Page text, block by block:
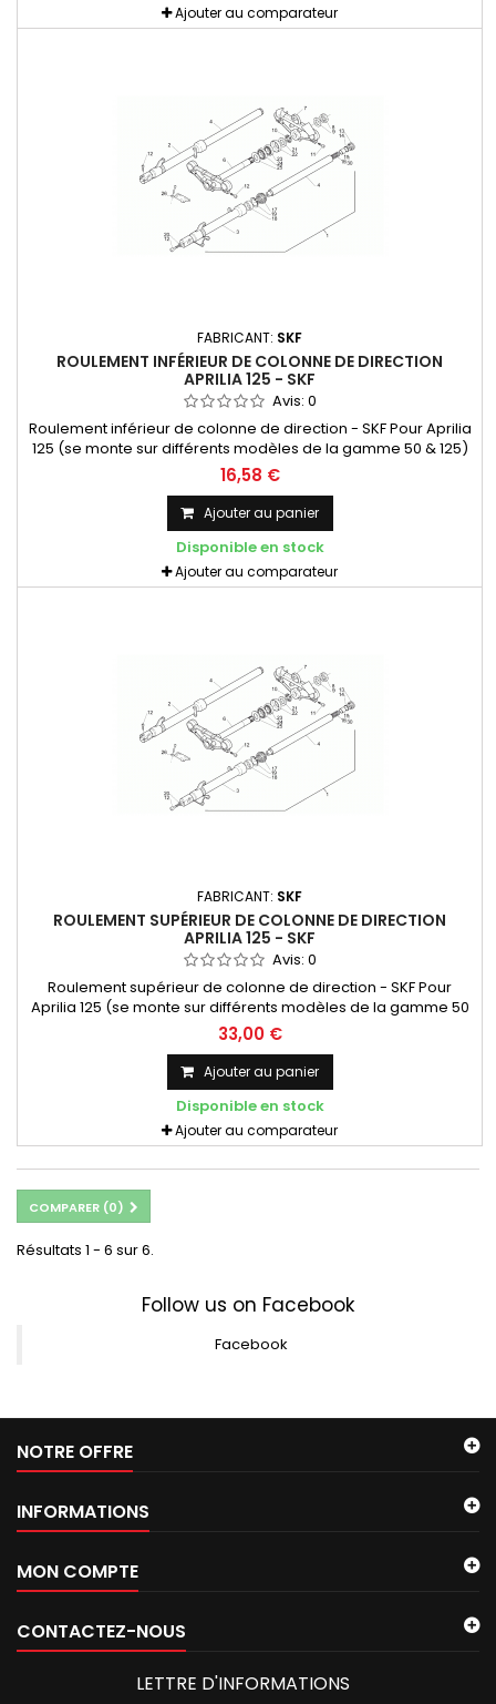
Ajouter au comparateur
FABRICANT: SKF
ROULEMENT INFÉRIEUR DE COLONNE DE DIRECTION
APRILIA 125 - SKF
Avis: 0
Roulement inférieur de colonne de direction - SKF Pour Aprilia
125 (se monte sur différents modèles de la gamme 50 & 125)
Pour une remise à neuf avec de la pièce de qualité
supérieure
16,58 €
Ajouter au panier
Disponible en stock
Ajouter au comparateur
FABRICANT: SKF
ROULEMENT SUPÉRIEUR DE COLONNE DE DIRECTION
APRILIA 125 - SKF
Avis: 0
Roulement supérieur de colonne de direction - SKF Pour
Aprilia 125 (se monte sur différents modèles de la gamme 50
& 125) Pour une remise à neuf avec de la pièce de qualité
supérieure
33,00 €
Ajouter au panier
Disponible en stock
Ajouter au comparateur
COMPARER (0)
Résultats 1 - 6 sur 6.
Follow us on Facebook
Facebook
NOTRE OFFRE
INFORMATIONS
MON COMPTE
CONTACTEZ-NOUS
LETTRE D'INFORMATIONS